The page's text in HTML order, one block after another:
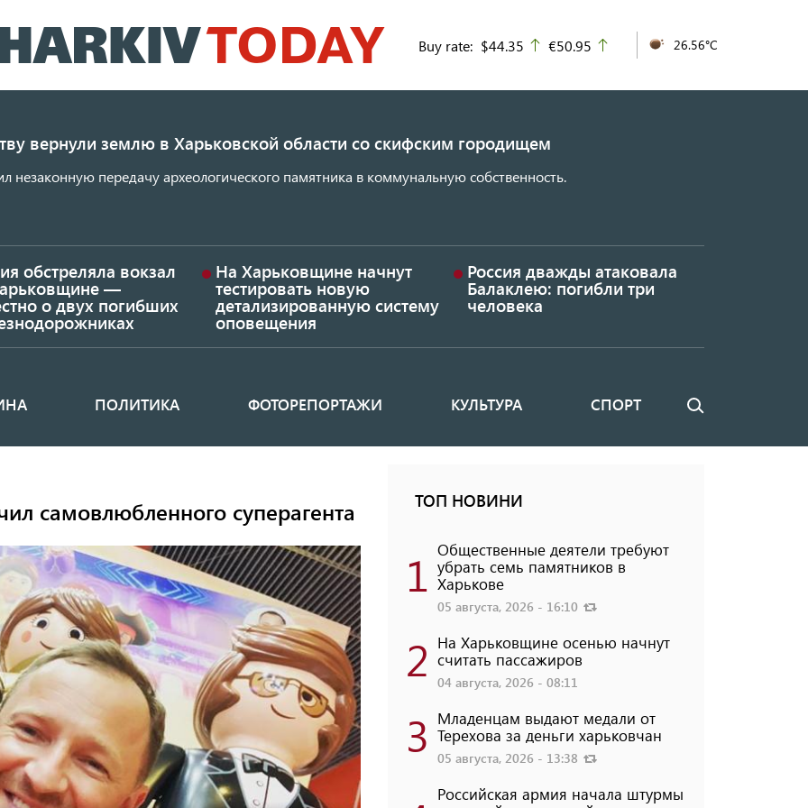
к
основному
Buy rate: $44.35 up
€50.95 26.56°C
вернули землю в Харьковской области со скифским городищем
незаконную передачу археологического памятника в коммунальную собственность.
обстреляла вокзал
—
о двух погибших
На Харьковщине начнут
тестировать новую
детализированную систему
оповещения
Россия дважды атаковала
Балаклею: погибли три
человека
ПОЛИТИКА ФОТОРЕПОРТАЖИ КУЛЬТУРА СПОРТ Поиск
самовлюбленного суперагента ТОП НОВИНИ
1 Общественные деятели требуют
убрать семь памятников в
Харькове
05 августа, 2026 - 16:10
2 На Харьковщине осенью начнут
считать пассажиров
04 августа, 2026 - 08:11
3 Младенцам выдают медали от
Терехова за деньги харьковчан
05 августа, 2026 - 13:38
Российская армия начала штурмы